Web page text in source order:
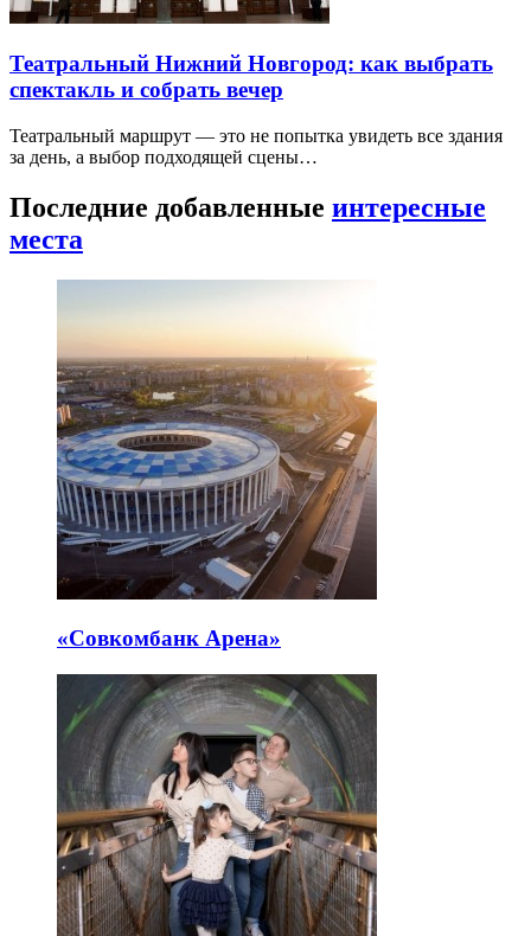
Театральный Нижний Новгород: как выбрать
спектакль и собрать вечер
Театральный маршрут — это не попытка увидеть все здания
за день, а выбор подходящей сцены…
Последние добавленные интересные
места
«Совкомбанк Арена⁠»